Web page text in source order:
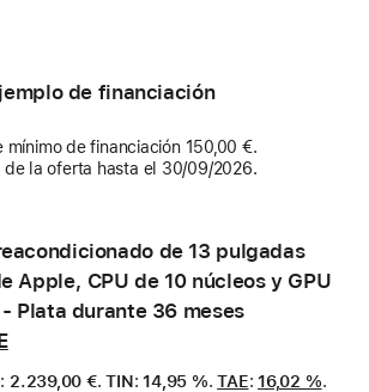
de financiación
mínimo de financiación 150,00 €.
de la oferta hasta el 30/09/2026.
de 13 pulgadas
Apple, CPU de 10 núcleos y GPU
Plata durante 36 meses
: 2.239,00 €.TIN: 14,95 %.TAE: 16,02 %.